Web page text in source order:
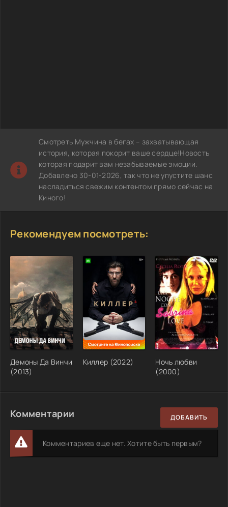
Смотреть Мужчина в бегах – захватывающая
история, которая покорит ваше сердце!Новость
которая подарит вам незабываемые эмоции.
Добавлено 30-01-2026, так что не упустите шанс
насладиться свежим контентом прямо сейчас на
Киного!
Рекомендуем посмотреть:
Демоны Да Винчи
(2013)
Киллер (2022)
Ночь любви
(2000)
Комментарии ДОБАВИТЬ
Комментариев еще нет. Хотите быть первым?